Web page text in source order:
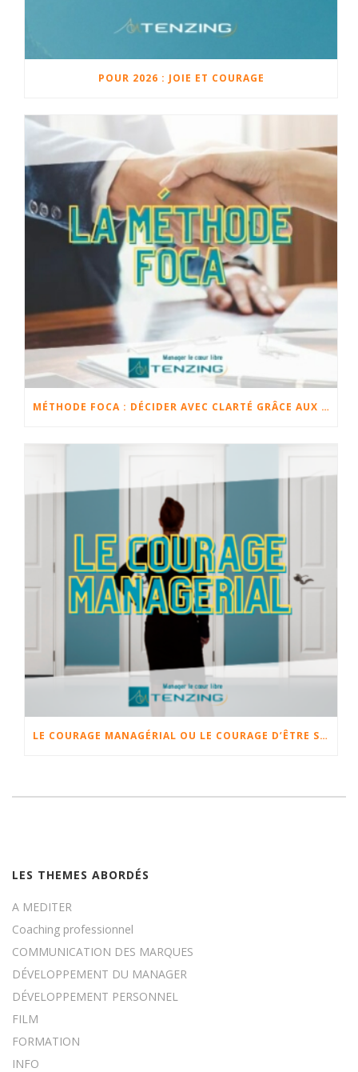
POUR 2026 : JOIE ET COURAGE
MÉTHODE FOCA : DÉCIDER AVEC CLARTÉ GRÂCE AUX FAITS, OPINIONS, CHANGEMENTS ET ACTIONS
LE COURAGE MANAGÉRIAL OU LE COURAGE D’ÊTRE SOI
LES THEMES ABORDÉS
A MEDITER
Coaching professionnel
COMMUNICATION DES MARQUES
DÉVELOPPEMENT DU MANAGER
DÉVELOPPEMENT PERSONNEL
FILM
FORMATION
INFO